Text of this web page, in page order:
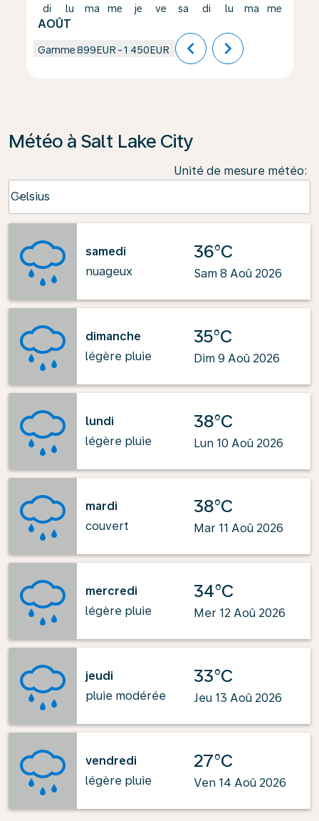
di
AOÛT
lu ma me je ve sa di lu ma me
Gamme899EUR -1 450EUR chevron_left chevron_right
Météo à Salt Lake City
Unité de mesure météo:
Celsius
keyboard_arrow_down
samedi
nuageux
36°C
Sam 8 Aoû 2026
dimanche
légère pluie
35°C
Dim 9 Aoû 2026
lundi
légère pluie
38°C
Lun 10 Aoû 2026
mardi
couvert
38°C
Mar 11 Aoû 2026
mercredi
légère pluie
34°C
Mer 12 Aoû 2026
jeudi
pluie modérée
33°C
Jeu 13 Aoû 2026
vendredi
légère pluie
27°C
Ven 14 Aoû 2026